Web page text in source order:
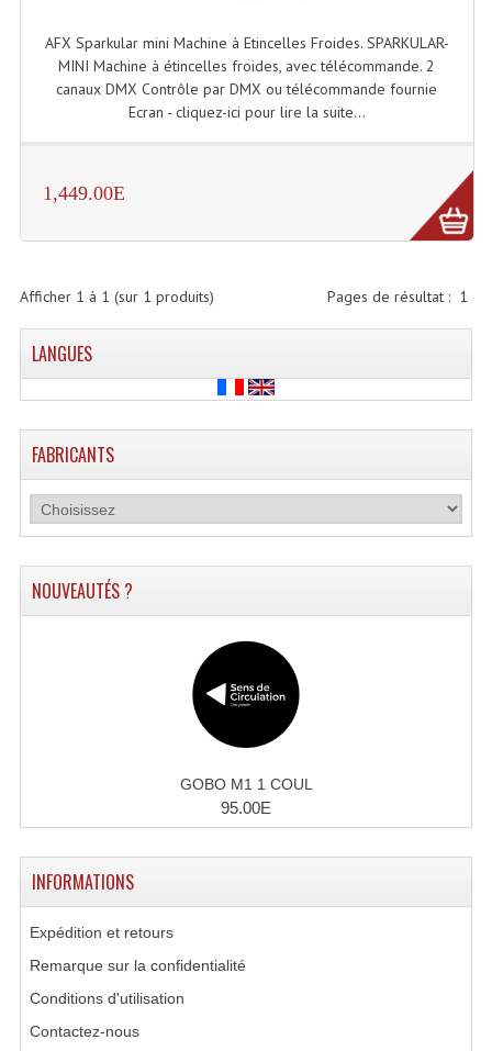
Egaliseur Egaliseurs
Enceintes Et Caissons Basses
Packs Sono
Retours De Scène
Caissons De Basses
Enceintes (Ecoutes De Studio)
Enceintes Monitoring
Filtres Actifs, Correcteurs
Haut-Parleurs Moteurs Tweeters Filtres
Filtres Passifs
Tweeters Pour Enceintes
AFX Sparkular mini Machine à Etincelles Froides. SPARKULAR-
MINI Machine à étincelles froides, avec télécommande. 2
canaux DMX Contrôle par DMX ou télécommande fournie
Ecran - cliquez-ici pour lire la suite...
1,449.00E
Pages de résultat : 1
Afficher 1 à 1 (sur 1 produits)
LANGUES
FABRICANTS
NOUVEAUTÉS ?
GOBO M1 1 COUL
95.00E
INFORMATIONS
Expédition et retours
Remarque sur la confidentialité
Conditions d'utilisation
Contactez-nous